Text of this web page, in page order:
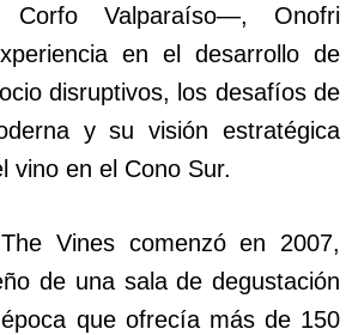
Corfo Valparaíso—, Onofri
en el desarrollo de
disruptivos, los desafíos de
y su visión estratégica
vino en el Cono Sur.
Vines comenzó en 2007,
de una sala de degustación
que ofrecía más de 150